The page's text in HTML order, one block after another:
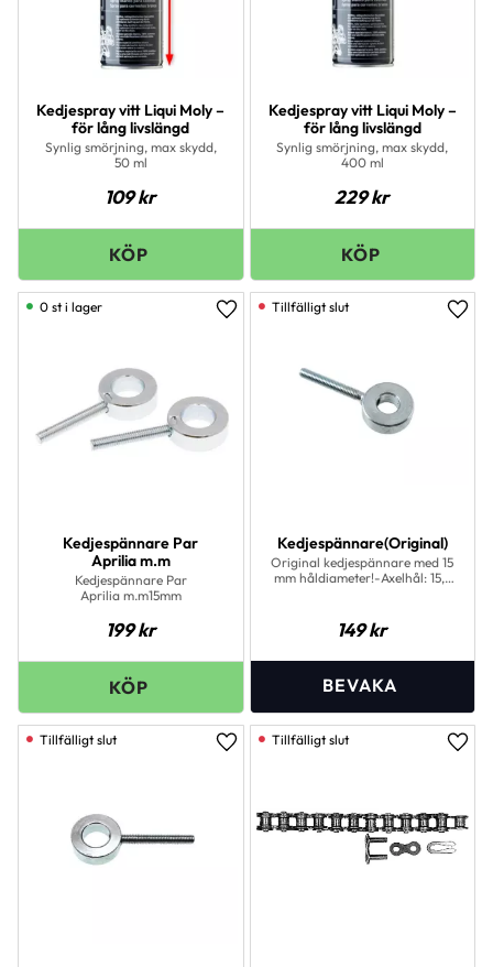
Kedjespray vitt Liqui Moly –
för lång livslängd
Synlig smörjning, max skydd,
50 ml
109kr
Kedjespray vitt Liqui Moly –
för lång livslängd
Synlig smörjning, max skydd,
400 ml
229kr
Kedjespännare Par
Aprilia m.m
Kedjespännare Par
Aprilia m.m15mm
199kr
Lägg till i favoriter
0 st i lager
Kedjespännare(Original)
Original kedjespännare med 15
mm håldiameter!-Axelhål: 15,2
149kr
Lägg till i favoriter